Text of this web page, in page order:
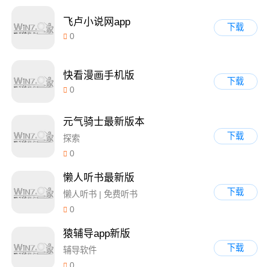
飞卢小说网app
0
下载
快看漫画手机版
0
下载
元气骑士最新版本
探索
0
下载
懒人听书最新版
懒人听书 | 免费听书
0
下载
猿辅导app新版
辅导软件
下载